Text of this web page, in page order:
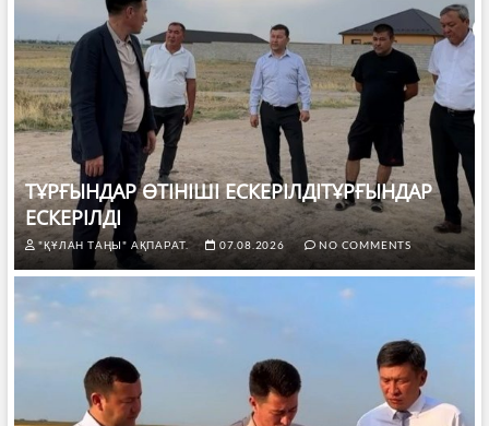
ТҰРҒЫНДАР ӨТІНІШІ ЕСКЕРІЛДІТҰРҒЫНДАР
ЕСКЕРІЛДІ
"ҚҰЛАН ТАҢЫ" АҚПАРАТ. 07.08.2026 NO COMMENTS